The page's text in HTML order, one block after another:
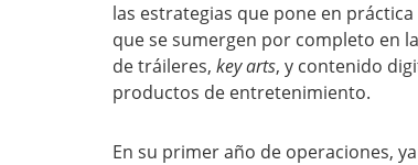
las estrategias que pone en
que se sumergen por completo en
de tráileres, key arts, y contenido
productos de entretenimiento.
En su primer año de operaciones,